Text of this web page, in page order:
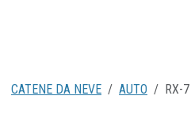
CATENE DA NEVE AUTO RX-7